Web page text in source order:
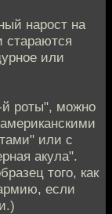
нарост на
стараются
или
й роты", можно
или с
акула".
того, как
если